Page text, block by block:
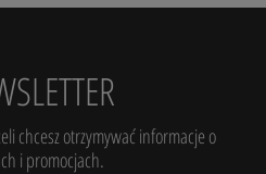
chcesz otrzymywać informacje o
i promocjach.